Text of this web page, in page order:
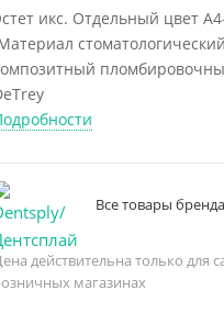
икс. Отдельный цвет
Все товары
действительна только для
магазинах